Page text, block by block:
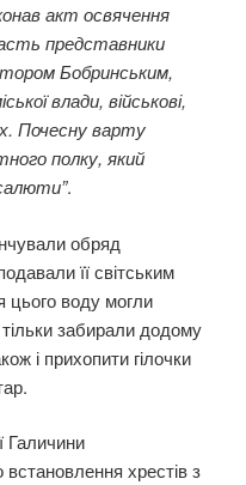
акт освячення
представники
Бобринським,
влади, військові,
Почесну варту
полку, який
.
обряд
її світським
цього воду могли
тільки забирали додому
і прихопити гілочки
Галичини
хрестів з